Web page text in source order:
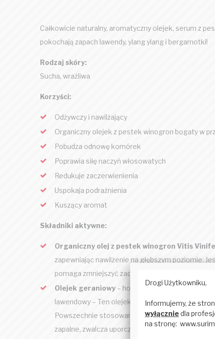
Całkowicie naturalny, aromatyczny olejek, serum z
pokochają zapach lawendy, ylang ylang i bergamotki!
Rodzaj skóry:
Sucha, wrażliwa
Korzyści:
Odżywczy i nawilżający
Organiczny olejek z pestek winogron bogaty w
Pobudza odnowę komórek
Poprawia siłę naczyń włosowatych
Redukuje zaczerwienienia
Uspokaja podrażnienia
Kuszący aromat
Składniki aktywne:
Organiczny olej z pestek winogron Vitis
zapewniając nawilżenie na głębszym poziomie.
pomaga zmniejszyć zaczerwienienia i stany
Olejek geraniowy – holistyczny olejek, który
lawendowy – Ten olejek eteryczny był używany
Powszechnie stosowany w aromaterapii,
zapalne, zwalcza uporczywe bakterie i